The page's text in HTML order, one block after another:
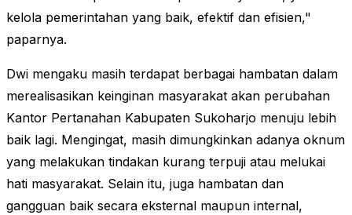
kelola pemerintahan yang baik, efektif dan efisien,"
paparnya.
Dwi mengaku masih terdapat berbagai hambatan dalam
merealisasikan keinginan masyarakat akan perubahan
Kantor Pertanahan Kabupaten Sukoharjo menuju lebih
baik lagi. Mengingat, masih dimungkinkan adanya oknum
yang melakukan tindakan kurang terpuji atau melukai
hati masyarakat. Selain itu, juga hambatan dan
gangguan baik secara eksternal maupun internal,